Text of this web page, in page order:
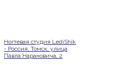
Ногтевая студия LediShik
- Россия, Томск, улица
Павла Нарановича, 2